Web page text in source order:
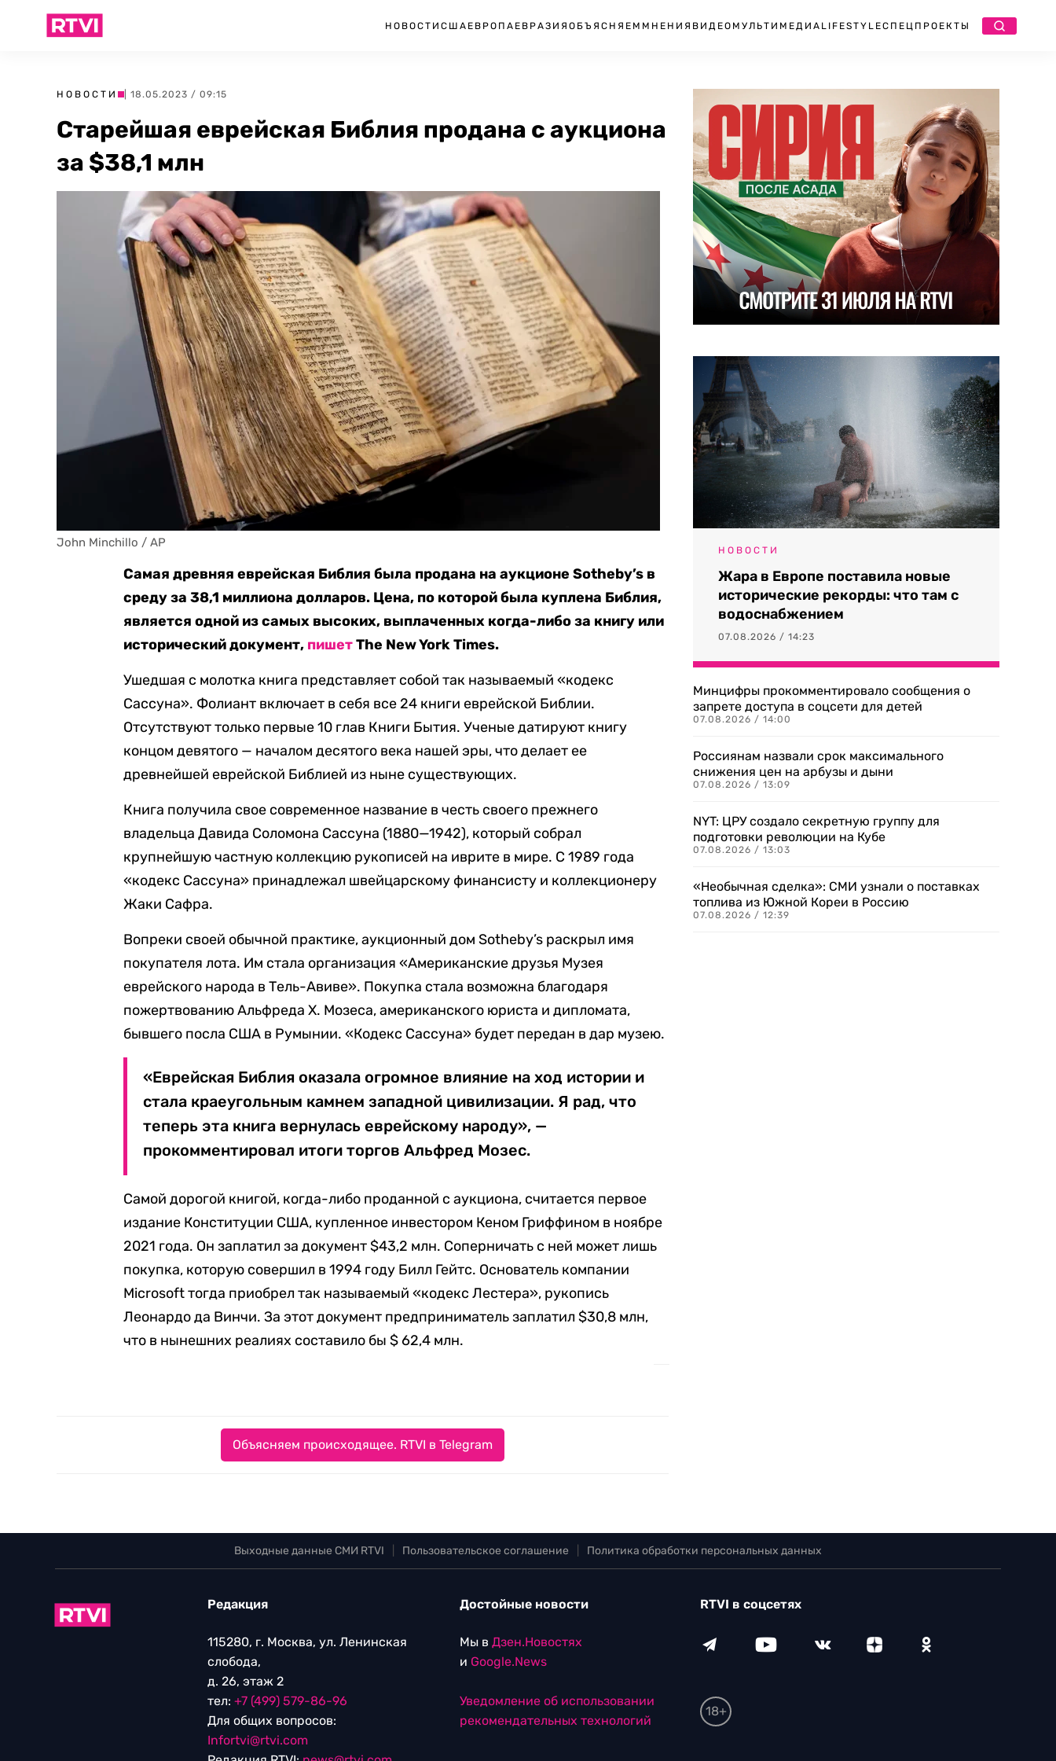
НОВОСТИ США ЕВРОПА ЕВРАЗИЯ ОБЪЯСНЯЕМ МНЕНИЯ ВИДЕО МУЛЬТИМЕДИА LIFESTYLEСПЕЦПРОЕКТЫ
НОВОСТИ | 18.05.2023 / 09:15
Старейшая еврейская Библия продана с аукциона
за $38,1 млн
John Minchillo / AP
Самая древняя еврейская Библия была продана на аукционе Sotheby’s в
среду за 38,1 миллиона долларов. Цена, по которой была куплена Библия,
является одной из самых высоких, выплаченных когда-либо за книгу или
исторический документ, пишетThe New York Times.
Ушедшая с молотка книга представляет собой так называемый «кодекс
Сассуна». Фолиант включает в себя все 24 книги еврейской Библии.
Отсутствуют только первые 10 глав Книги Бытия. Ученые датируют книгу
концом девятого — началом десятого века нашей эры, что делает ее
древнейшей еврейской Библией из ныне существующих.
Книга получила свое современное название в честь своего прежнего
владельца Давида Соломона Сассуна (1880—1942), который собрал
крупнейшую частную коллекцию рукописей на иврите в мире. С 1989 года
«кодекс Сассуна» принадлежал швейцарскому финансисту и коллекционеру
Жаки Сафра.
Вопреки своей обычной практике, аукционный дом Sotheby’s раскрыл имя
покупателя лота. Им стала организация «Американские друзья Музея
еврейского народа в Тель-Авиве». Покупка стала возможна благодаря
пожертвованию Альфреда Х. Мозеса, американского юриста и дипломата,
бывшего посла США в Румынии. «Кодекс Сассуна» будет передан в дар музею.
«Еврейская Библия оказала огромное влияние на ход истории и
стала краеугольным камнем западной цивилизации. Я рад, что
теперь эта книга вернулась еврейскому народу», —
прокомментировал итоги торгов Альфред Мозес.
Самой дорогой книгой, когда-либо проданной с аукциона, считается первое
издание Конституции США, купленное инвестором Кеном Гриффином в ноябре
2021 года. Он заплатил за документ $43,2 млн. Соперничать с ней может лишь
покупка, которую совершил в 1994 году Билл Гейтс. Основатель компании
Microsoft тогда приобрел так называемый «кодекс Лестера», рукопись
Леонардо да Винчи. За этот документ предприниматель заплатил $30,8 млн,
что в нынешних реалиях составило бы $ 62,4 млн.
Объясняем происходящее. RTVI в Telegram
НОВОСТИ
Жара в Европе поставила новые
исторические рекорды: что там с
водоснабжением
07.08.2026 / 14:23
Минцифры прокомментировало сообщения о
запрете доступа в соцсети для детей
07.08.2026 / 14:00
Россиянам назвали срок максимального
снижения цен на арбузы и дыни
07.08.2026 / 13:09
NYT: ЦРУ создало секретную группу для
подготовки революции на Кубе
07.08.2026 / 13:03
«Необычная сделка»: СМИ узнали о поставках
топлива из Южной Кореи в Россию
07.08.2026 / 12:39
Выходные данные СМИ RTVI Пользовательское соглашение Политика обработки персональных данных
Редакция
115280, г. Москва, ул. Ленинская
слобода,
д. 26, этаж 2
тел: +7 (499) 579-86-96
Для общих вопросов:
Infortvi@rtvi.com
Достойные новости
Мы в Дзен.Новостях
и Google.News
Уведомление об использовании
рекомендательных технологий
RTVI в соцсетях
18+